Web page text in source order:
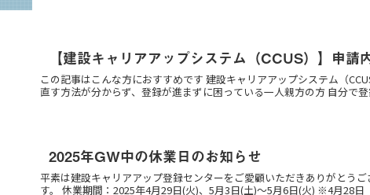
【建設キャリアアップシステム（CCUS）】申
この記事はこんな方におすすめです 建設キャリアアップシステム（
直す方法が分からず、登録が進まずに困っている一人親方の方 自分で
2025年GW中の休業日のお知らせ
平素は建設キャリアアップ登録センターをご愛顧いただきありがとう
す。 休業期間：2025年4月29日(火)、5月3日(土)～5月6日(火) ※4月28日